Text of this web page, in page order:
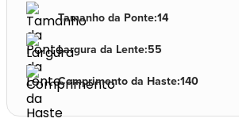
Tamanho da Ponte:14
Largura da Lente:55
Comprimento da Haste:140